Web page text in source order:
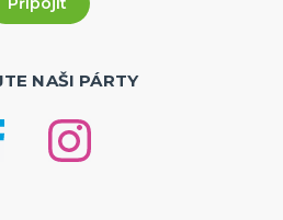
NAŠI PÁRTY